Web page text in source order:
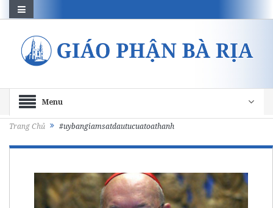
Menu
Trang Chủ #uybangiamsatdautucuatoathanh